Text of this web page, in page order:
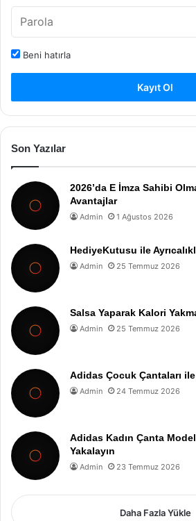
Beni hatırla
Kayıt Ol
Son Yazılar
2026’da E İmza Sahibi
Avantajlar
Admin 1 Ağustos 2026
HediyeKutusu ile
Admin 25 Temmuz 2026
Salsa Yaparak Kalori
Admin 25 Temmuz 2026
Adidas Çocuk Çantaları
Admin 24 Temmuz 2026
Adidas Kadın Çanta
Yakalayın
Admin 23 Temmuz 2026
Daha Fazla Yükle